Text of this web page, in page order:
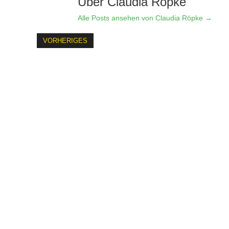
Alle Posts ansehen von Claudia Röpke →
VORHERIGES